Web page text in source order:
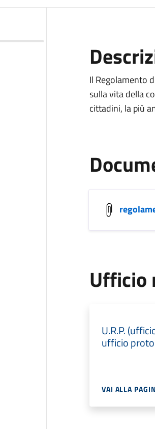
Il Regolamento
sulla vita della
cittadini, la più
Ufficio
U.R.P.
ufficio
VAI ALLA